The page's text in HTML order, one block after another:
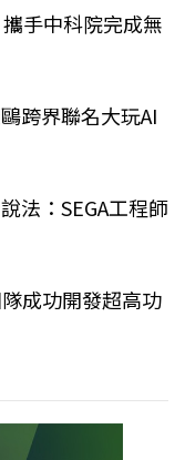
手中科院完成無
跨界聯名大玩AI
法：SEGA工程師
成功開發超高功